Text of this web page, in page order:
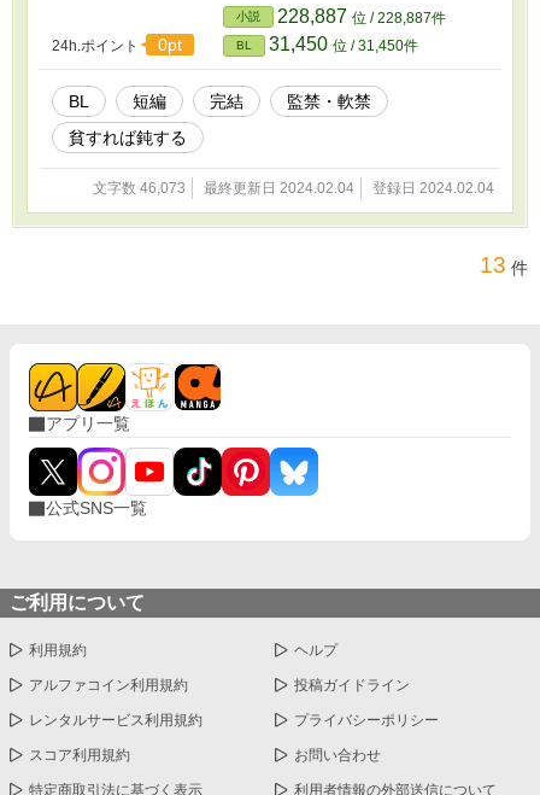
がないので家政フを雇うことにした。 【作品を
読む前の注意】 この小説は、自己肯定感の低下
や慢性的な憂鬱状態に陥った主人公の心理的な
葛藤を描いたものである。読者の方々には、こ
の物語の登場人物や出来事に感情移入していた
だきたいが、同時に、この物語が現実とは異な
るフィクションであることを忘れないでほし
は、決して美化されるべきものではなく、現実
って、リャオリイも医者にかかっている）。そ
く気づけて便利です X（旧Twitter）：
https://twitter.com/piedough_bl 制作秘話ブロ
えると泣いて喜びます：https://marshmallow-
qa.com/8wk9xo87onpix02?
t=dlOeZc&utm_medium=url_text&utm_source=p
24h.ポイント 0pt
小説 228,887 位 / 228,887件
BL 31,450 位 / 31,450件
BL 短編 完結
監禁・軟禁
貧すれば鈍する
文字数 46,073 最終更新日 2024.02.04 登録日 2024.02.04
13 件
アプリ一覧
公式SNS一覧
ご利用について
利用規約 ヘルプ
アルファコイン利用規約 投稿ガイドライン
レンタルサービス利用規約 プライバシーポリシー
スコア利用規約 お問い合わせ
特定商取引法に基づく表示 利用者情報の外部送信について